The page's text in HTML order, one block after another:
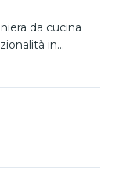
da cucina
in
metallo grigio,
ideale per
Grazie
di scegliere tra
chi cerca